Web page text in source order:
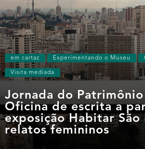
em cartaz Experimentando o Museu
Visita mediada
Jornada do
Oficina de escrita a
exposição Habitar São
relatos femininos